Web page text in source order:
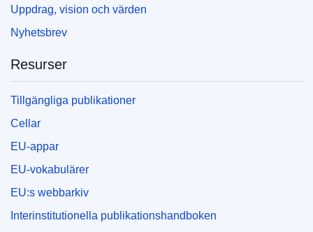
Uppdrag, vision och värden
Nyhetsbrev
Resurser
Tillgängliga publikationer
Cellar
EU-appar
EU-vokabulärer
EU:s webbarkiv
Interinstitutionella publikationshandboken